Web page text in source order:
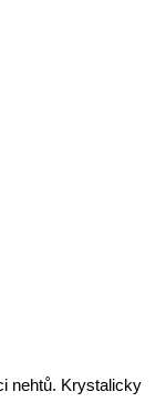
nehtů. Krystalicky